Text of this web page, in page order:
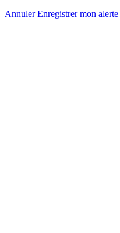
AnnulerEnregistrer mon alerte